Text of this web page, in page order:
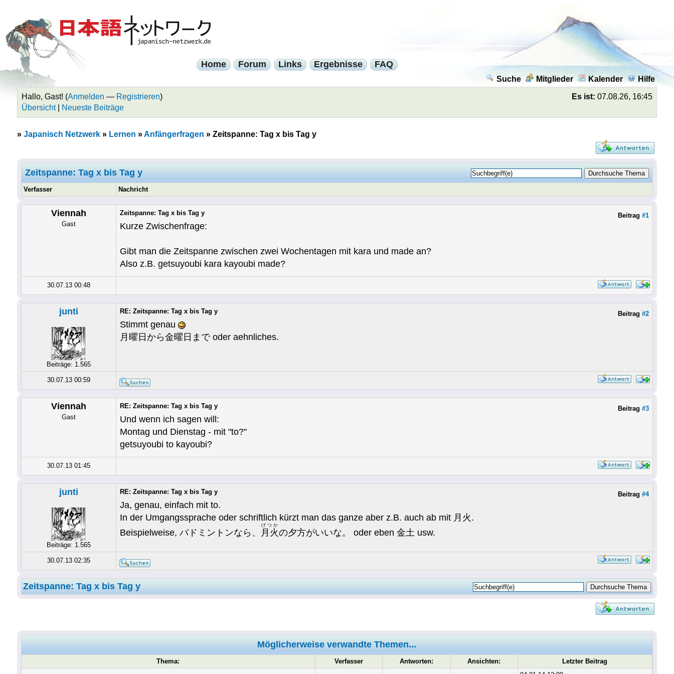
Home Forum Links Ergebnisse FAQ
Suche Mitglieder Kalender Hilfe
Es ist: 07.08.26, 16:45
Hallo, Gast! (Anmelden — Registrieren)
Übersicht| Neueste Beiträge
» Japanisch Netzwerk» Lernen »Anfängerfragen » Zeitspanne: Tag x bis Tag y
Zeitspanne: Tag x bis Tag y
Verfasser Nachricht
Viennah
Gast
Beitrag #1
Zeitspanne: Tag x bis Tag y
Kurze Zwischenfrage:
Gibt man die Zeitspanne zwischen zwei Wochentagen mit kara und made an?
Also z.B. getsuyoubi kara kayoubi made?
30.07.13 00:48
junti
Beiträge: 1.565
Beitrag #2
RE: Zeitspanne: Tag x bis Tag y
Stimmt genau
月曜日から金曜日まで oder aehnliches.
30.07.13 00:59
Viennah
Gast
Beitrag #3
RE: Zeitspanne: Tag x bis Tag y
Und wenn ich sagen will:
Montag und Dienstag - mit "to?"
getsuyoubi to kayoubi?
30.07.13 01:45
junti
Beiträge: 1.565
Beitrag #4
RE: Zeitspanne: Tag x bis Tag y
Ja, genau, einfach mit to.
In der Umgangssprache oder schriftlich kürzt man das ganze aber z.B. auch ab mit 月火.
Beispielweise, バドミントンなら、
月火
げつか
の夕方がいいな。 oder eben 金土 usw.
30.07.13 02:35
Zeitspanne: Tag x bis Tag y
Möglicherweise verwandte Themen...
Thema: Verfasser Antworten: Ansichten:
Letzter Beitrag